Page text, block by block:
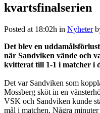
kvartsfinalserien
Posted at 18:02h in Nyheter
Det blev en
när Sandviken vände och
kvitterat till 1-1 i matcher i
Det var Sandviken som
Mossberg sköt in en
VSK och Sandviken kunde
mål i matchen. Några